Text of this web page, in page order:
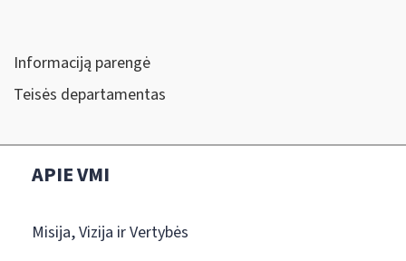
Informaciją parengė
Teisės departamentas
APIE VMI
Misija, Vizija ir Vertybės